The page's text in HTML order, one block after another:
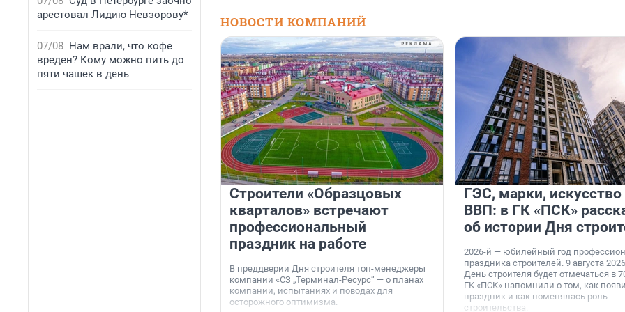
арестовал Лидию Невзорову*
07/08 Нам врали, что кофе
вреден? Кому можно пить до
пяти чашек в день
НОВОСТИ КОМПАНИЙ
Строители «Образцовых
кварталов» встречают
профессиональный
праздник на работе
В преддверии Дня строителя топ-менеджеры
компании «СЗ „Терминал-Ресурс“ — о планах
компании, испытаниях и поводах для
осторожного оптимизма.
ГЭС, марки, искусство
ВВП: в ГК «ПСК»
об истории Дня
2026-й — юбилейный год
праздника строителей. 9 августа
День строителя будет отмечаться в
ГК «ПСК» напомнили о том, как
праздник и как поменялась роль
строительства.